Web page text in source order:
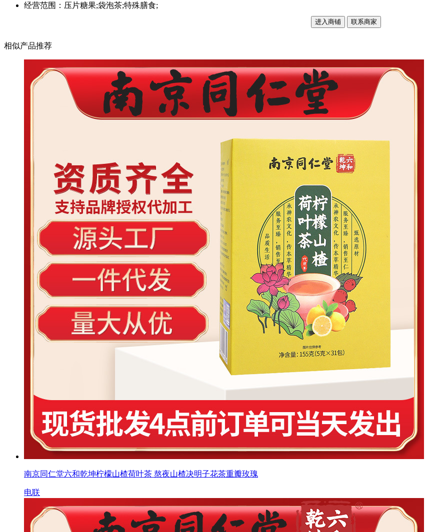
经营范围：压片糖果;袋泡茶;特殊膳食;
进入商铺 联系商家
相似产品推荐
南京同仁堂六和乾坤柠檬山楂荷叶茶 熬夜山楂决明子花茶重瓣玫瑰
电联